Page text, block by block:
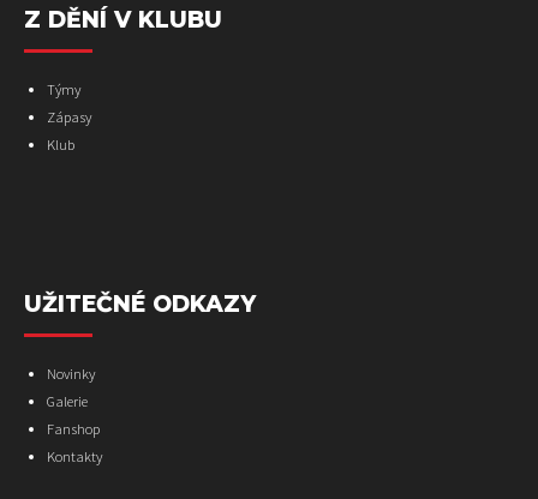
Z DĚNÍ V KLUBU
Týmy
Zápasy
Klub
UŽITEČNÉ ODKAZY
Novinky
Galerie
Fanshop
Kontakty